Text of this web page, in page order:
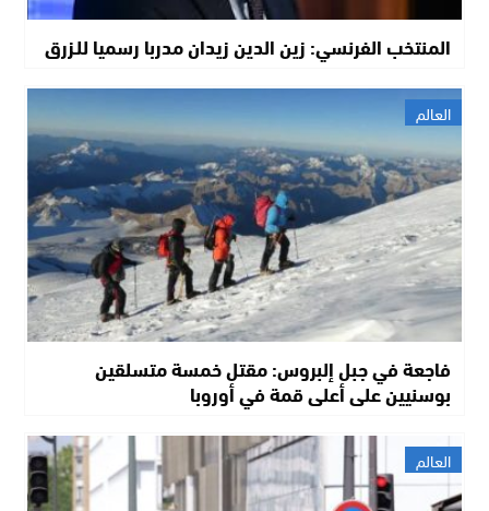
المنتخب الفرنسي: زين الدين زيدان مدربا رسميا للـزرق
العالم
فاجعة في جبل إلبروس: مقتل خمسة متسلقين
بوسنيين على أعلى قمة في أوروبا
العالم